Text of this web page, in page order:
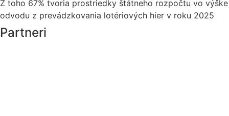
Z toho 67% tvoria prostriedky štátneho rozpočtu vo výške
odvodu z prevádzkovania lotériových hier v roku 2025
Partneri